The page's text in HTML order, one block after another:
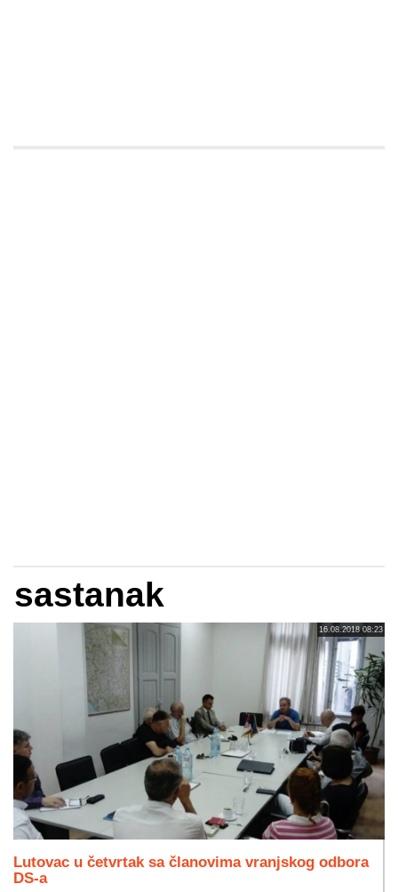
sastanak
16.08.2018 08:23
Lutovac u četvrtak sa članovima vranjskog odbora
DS-a